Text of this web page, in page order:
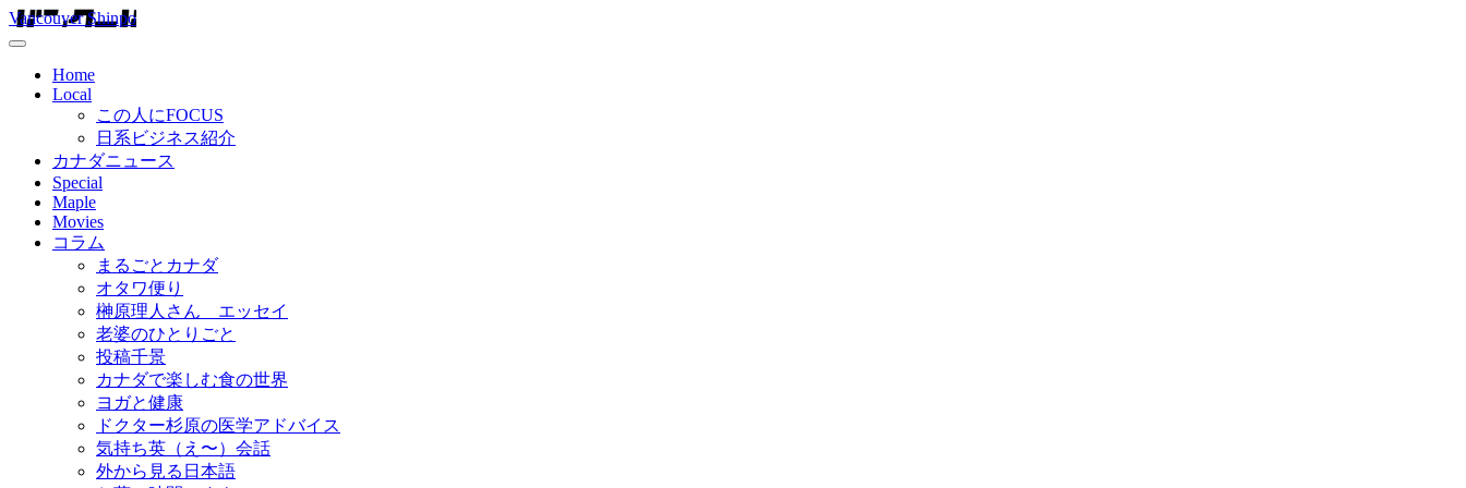
Vancouver Shinpo
Home
Local
この人にFOCUS
日系ビジネス紹介
カナダニュース
Special
Maple
Movies
コラム
まるごとカナダ
オタワ便り
榊原理人さん エッセイ
老婆のひとりごと
投稿千景
カナダで楽しむ食の世界
ヨガと健康
ドクター杉原の医学アドバイス
気持ち英（え〜）会話
外から見る日本語